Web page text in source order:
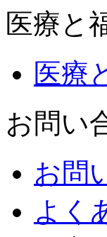
医療と
医療
お問い
お問
よく